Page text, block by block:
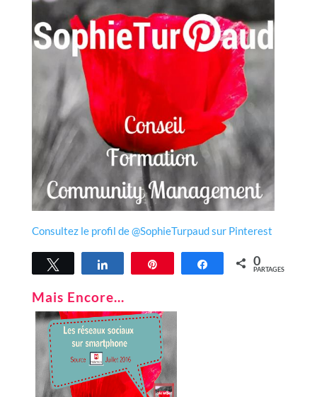
Consultez le profil de @SophieTurpaud sur Pinterest
Tweetez Partagez Épingle Partagez0
PARTAGES
Mais Encore...